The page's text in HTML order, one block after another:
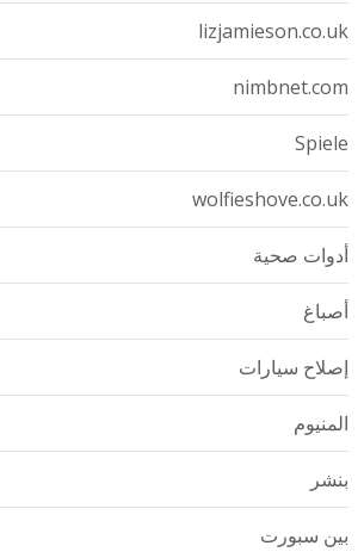
lizjamieson.co.uk
nimbnet.com
Spiele
wolfieshove.co.uk
أدوات صحية
أصباغ
إصلاح سيارات
المنيوم
بنشر
بين سبورت